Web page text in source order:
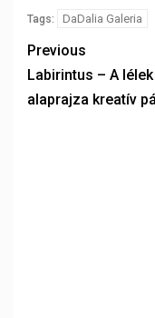
Tags: DaDalia Galeria
Previous
Labirintus – A lélek
alaprajza kreatív